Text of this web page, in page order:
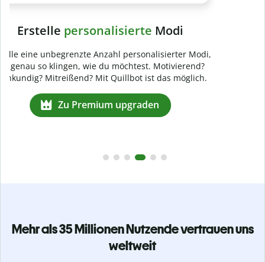
Mehr als 35 Millionen Nutzende vertrauen uns
weltweit